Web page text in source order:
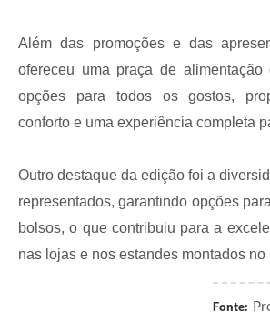
Além das promoções e das
ofereceu uma praça de alimentação
opções para todos os gostos,
conforto e uma experiência completa
Outro destaque da edição foi a
representados, garantindo opções
bolsos, o que contribuiu para a
nas lojas e nos estandes montados no
Fonte: